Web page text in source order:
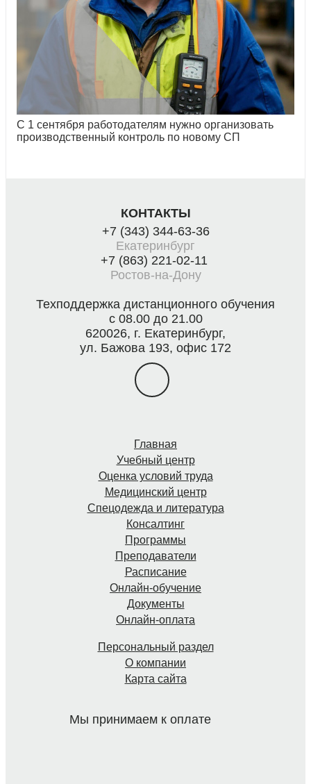
С 1 сентября работодателям нужно организовать
производственный контроль по новому СП
КОНТАКТЫ
+7 (343) 344-63-36
Екатеринбург
+7 (863) 221-02-11
Ростов-на-Дону
Техподдержка дистанционного обучения
с 08.00 до 21.00
620026, г. Екатеринбург,
ул. Бажова 193, офис 172
Главная
Учебный центр
Оценка условий труда
Медицинский центр
Спецодежда и литература
Консалтинг
Программы
Преподаватели
Расписание
Онлайн-обучение
Документы
Онлайн-оплата
Персональный раздел
О компании
Карта сайта
Мы принимаем к оплате